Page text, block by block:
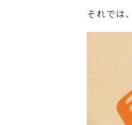
それでは